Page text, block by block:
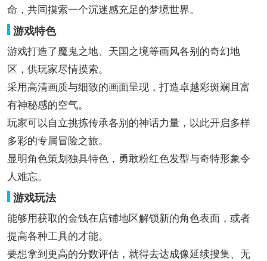
命，共同摸索一个沉迷感充足的梦境世界。
游戏特色
游戏打造了魔鬼之地、天国之境等画风各别的奇幻地
区，供玩家尽情摸索。
采用高清画质与细致的画面呈现，打造卓越彩斑斓且富
有神秘感的空气。
玩家可以自立挑拣传承各别的神话力量，以此开启多样
多彩的专属冒险之旅。
显明角色策划独具特色，勇敢粉红色发型与奇特形象令
人难忘。
游戏玩法
能够用获取的金钱在店铺地区解锁新的角色表面，或者
提高各种工具的才能。
要想拿到更高的分数评估，就得去达成像延续搜集、无